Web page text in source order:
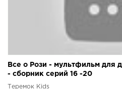
Все о Рози - мультфильм для
- сборник серий 16 -20
Теремок Kids